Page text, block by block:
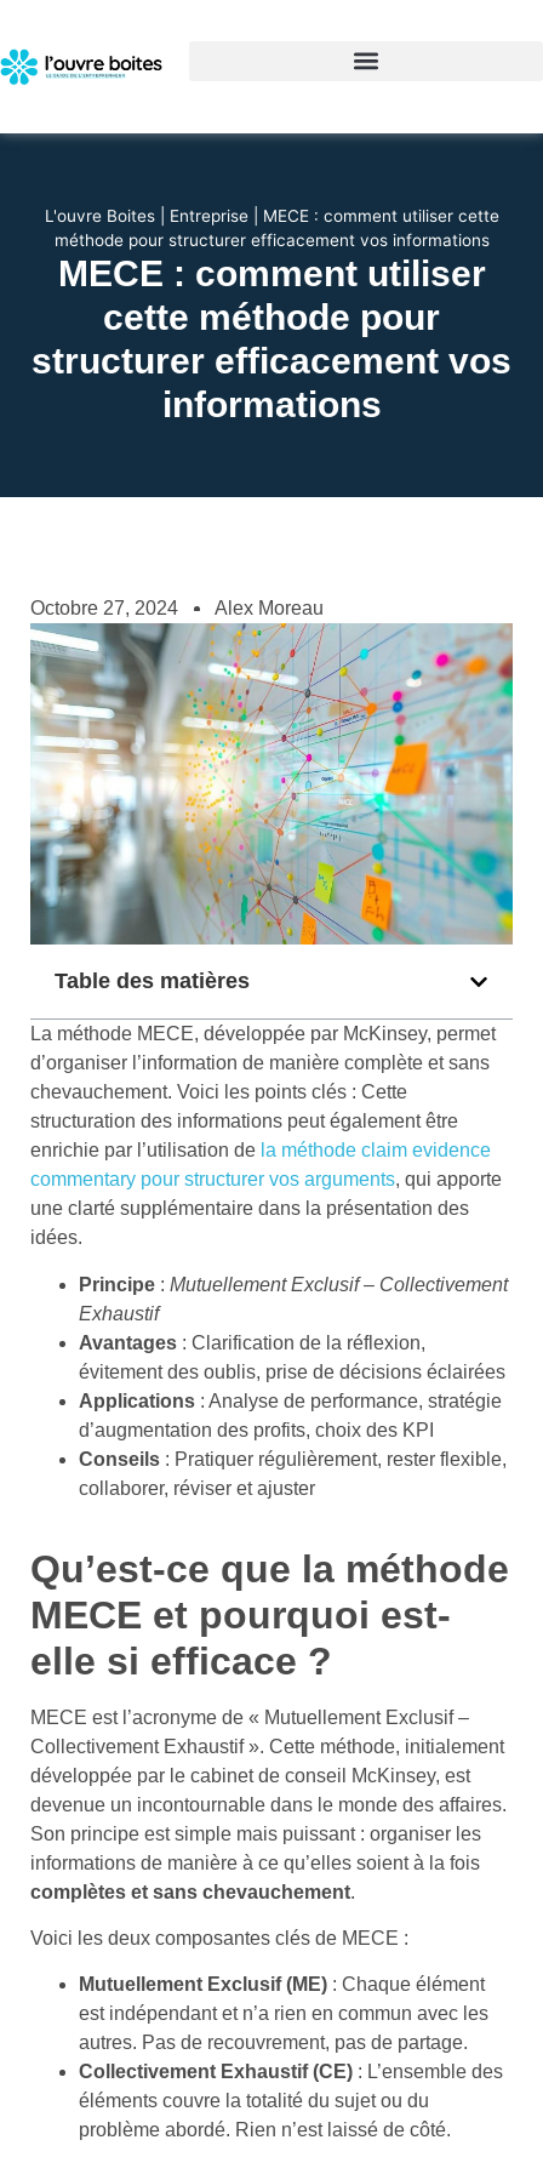
L'ouvre Boites| Entreprise| MECE : comment utiliser cette
méthode pour structurer efficacement vos informations
MECE : comment utiliser
cette méthode pour
structurer efficacement vos
informations
Octobre 27, 2024 Alex Moreau
Table des matières
La méthode MECE, développée par McKinsey, permet
d’organiser l’information de manière complète et sans
chevauchement. Voici les points clés : Cette
structuration des informations peut également être
enrichie par l’utilisation de la méthode claim evidence
commentary pour structurer vos arguments, qui apporte
une clarté supplémentaire dans la présentation des
idées.
Principe : Mutuellement Exclusif – Collectivement
Exhaustif
Avantages : Clarification de la réflexion,
évitement des oublis, prise de décisions éclairées
Applications : Analyse de performance, stratégie
d’augmentation des profits, choix des KPI
Conseils : Pratiquer régulièrement, rester flexible,
collaborer, réviser et ajuster
Qu’est-ce que la méthode
MECE et pourquoi est-
elle si efficace ?
MECE est l’acronyme de « Mutuellement Exclusif –
Collectivement Exhaustif ». Cette méthode, initialement
développée par le cabinet de conseil McKinsey, est
devenue un incontournable dans le monde des affaires.
Son principe est simple mais puissant : organiser les
informations de manière à ce qu’elles soient à la fois
complètes et sans chevauchement.
Voici les deux composantes clés de MECE :
Mutuellement Exclusif (ME) : Chaque élément
est indépendant et n’a rien en commun avec les
autres. Pas de recouvrement, pas de partage.
Collectivement Exhaustif (CE) : L’ensemble des
éléments couvre la totalité du sujet ou du
problème abordé. Rien n’est laissé de côté.